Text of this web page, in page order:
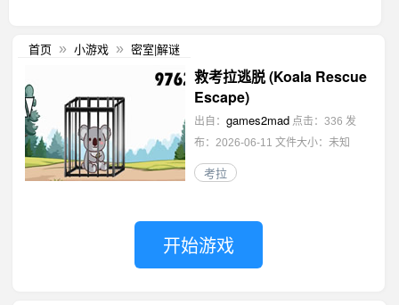
首页 » 小游戏 » 密室|解谜
救考拉逃脱 (Koala Rescue
Escape)
出自： games2mad 点击：336 发
布：2026-06-11 文件大小：未知
考拉
开始游戏